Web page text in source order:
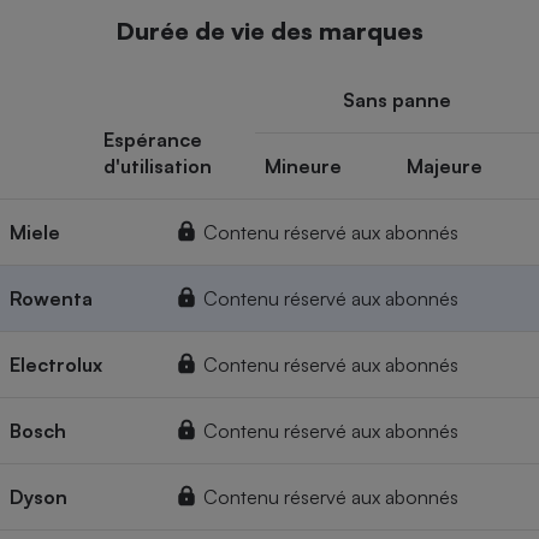
Durée de vie des marques
Espérance
d'utilisation
Sans panne
Mineure Majeure
Miele Contenu réservé aux abonnés
Rowenta Contenu réservé aux abonnés
Electrolux Contenu réservé aux abonnés
Bosch Contenu réservé aux abonnés
Dyson Contenu réservé aux abonnés